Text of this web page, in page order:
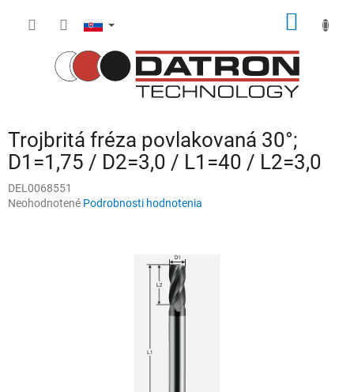
Trojbritá fréza povlakovaná 30°;
D1=1,75 / D2=3,0 / L1=40 / L2=3,0
DEL0068551
Priemerné
Neohodnotené Podrobnosti hodnotenia